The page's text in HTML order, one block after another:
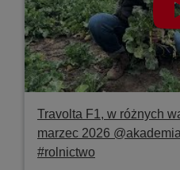
Travolta F1, w różnych
marzec 2026
#rolnictwo